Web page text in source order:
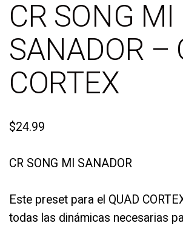
CR SONG MI
SANADOR –
CORTEX
$24.99
CR SONG MI SANADOR
Este preset para el QUAD
todas las dinámicas necesarias